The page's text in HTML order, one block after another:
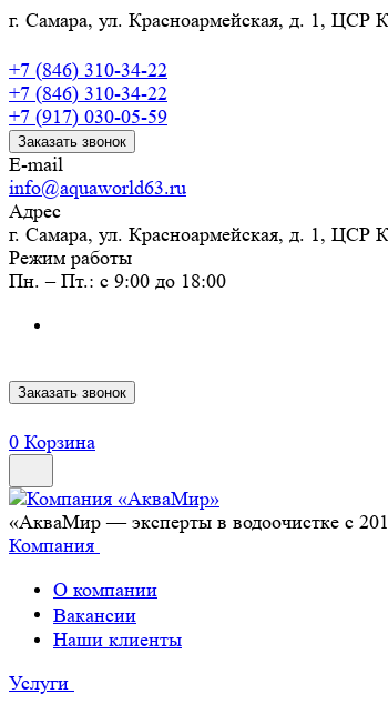
г. Самара, ул. Красноармейская, д. 1, ЦСР
+7 (846) 310-34-22
+7 (846) 310-34-22
+7 (917) 030-05-59
Заказать звонок
E-mail
info@aquaworld63.ru
Адрес
г. Самара, ул. Красноармейская, д. 1, ЦСР
Режим работы
Пн. – Пт.: с 9:00 до 18:00
Заказать звонок
0 Корзина
«АкваМир — эксперты в водоочистке с
Компания
О компании
Вакансии
Наши клиенты
Услуги